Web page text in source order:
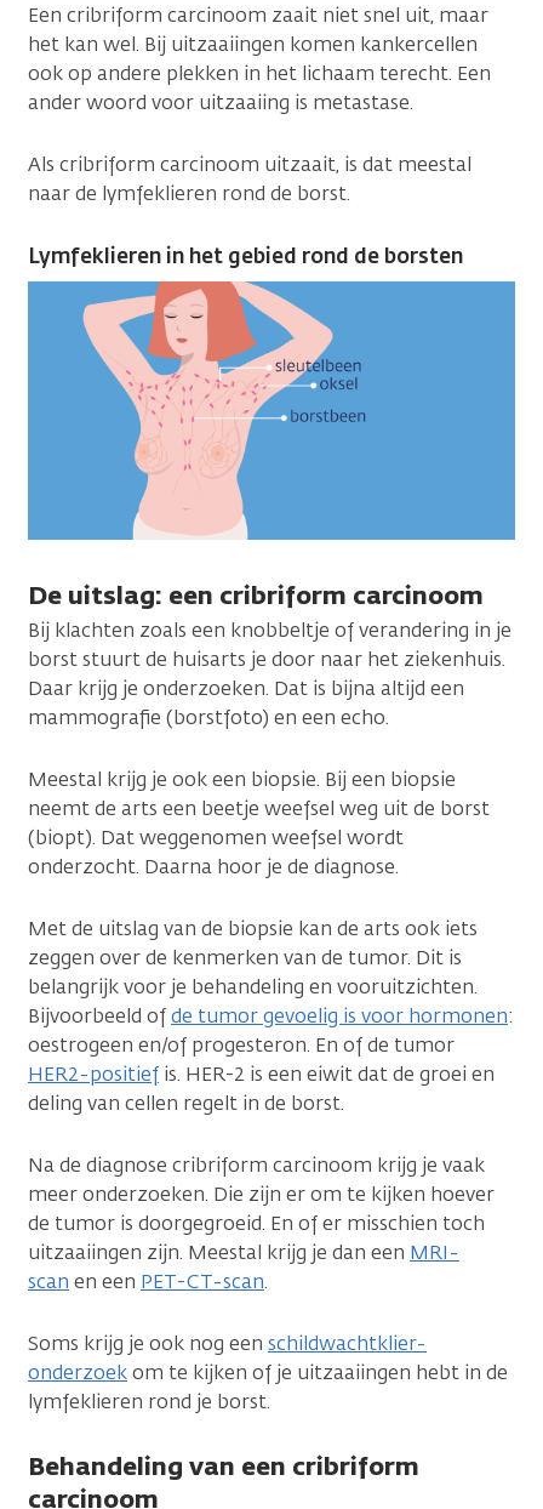
Een cribriform carcinoom zaait niet snel uit, maar
het kan wel. Bij uitzaaiingen komen kankercellen
ook op andere plekken in het lichaam terecht. Een
ander woord voor uitzaaiing is metastase.
Als cribriform carcinoom uitzaait, is dat meestal
naar de lymfeklieren rond de borst.
Lymfeklieren in het gebied rond de borsten
De uitslag: een cribriform carcinoom
Bij klachten zoals een knobbeltje of verandering in je
borst stuurt de huisarts je door naar het ziekenhuis.
Daar krijg je onderzoeken. Dat is bijna altijd een
mammografie (borstfoto) en een echo.
Meestal krijg je ook een biopsie. Bij een biopsie
neemt de arts een beetje weefsel weg uit de borst
(biopt). Dat weggenomen weefsel wordt
onderzocht. Daarna hoor je de diagnose.
Met de uitslag van de biopsie kan de arts ook iets
zeggen over de kenmerken van de tumor. Dit is
belangrijk voor je behandeling en vooruitzichten.
Bijvoorbeeld ofde tumor gevoelig is voor hormonen:
oestrogeen en/of progesteron. En of de tumor
HER2-positief is. HER-2 is een eiwit dat de groei en
deling van cellen regelt in de borst.
Na de diagnose cribriform carcinoom krijg je vaak
meer onderzoeken. Die zijn er om te kijken hoever
de tumor is doorgegroeid. En of er misschien toch
uitzaaiingen zijn. Meestal krijg je dan een MRI-
scan en een PET-CT-scan.
Soms krijg je ook nog een schildwachtklier-
onderzoekom te kijken of je uitzaaiingen hebt in de
lymfeklieren rond je borst.
Behandeling van een cribriform
carcinoom